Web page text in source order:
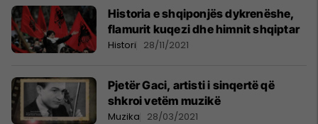
Historia e shqiponjës dykrenëshe,
flamurit kuqezi dhe himnit shqiptar
Histori 28/11/2021
Pjetër Gaci, artisti i sinqertë që
shkroi vetëm muzikë
Muzika 28/03/2021